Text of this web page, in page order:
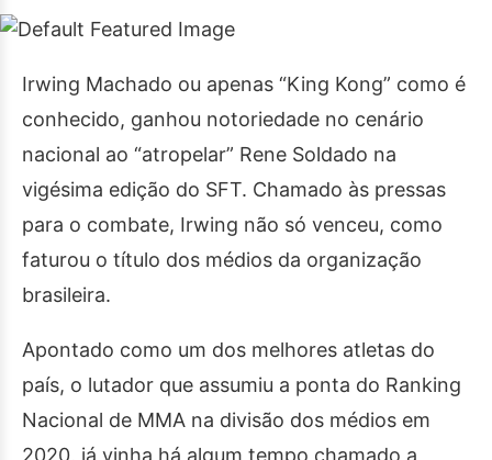
Irwing Machado ou apenas “King Kong” como é
conhecido, ganhou notoriedade no cenário
nacional ao “atropelar” Rene Soldado na
vigésima edição do SFT. Chamado às pressas
para o combate, Irwing não só venceu, como
faturou o título dos médios da organização
brasileira.
Apontado como um dos melhores atletas do
país, o lutador que assumiu a ponta do Ranking
Nacional de MMA na divisão dos médios em
2020, já vinha há algum tempo chamado a